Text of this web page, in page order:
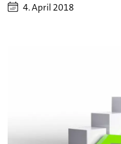
4. April 2018